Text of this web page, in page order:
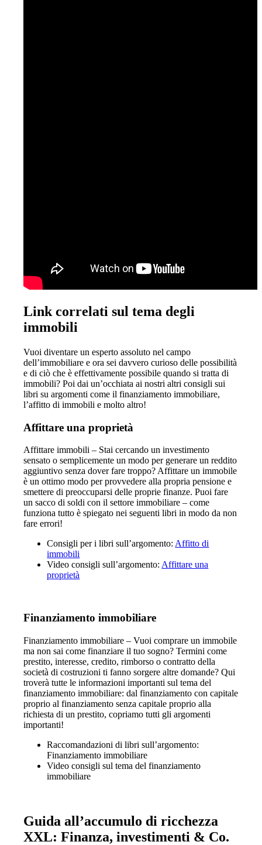
Link correlati sul tema degli
immobili
Vuoi diventare un esperto assoluto nel campo
dell’immobiliare e ora sei davvero curioso delle possibilità
e di ciò che è effettivamente possibile quando si tratta di
immobili? Poi dai un’occhiata ai nostri altri consigli sui
libri su argomenti come il finanziamento immobiliare,
l’affitto di immobili e molto altro!
Affittare una proprietà
Affittare immobili – Stai cercando un investimento
sensato o semplicemente un modo per generare un reddito
aggiuntivo senza dover fare troppo? Affittare un immobile
è un ottimo modo per provvedere alla propria pensione e
smettere di preoccuparsi delle proprie finanze. Puoi fare
un sacco di soldi con il settore immobiliare – come
funziona tutto è spiegato nei seguenti libri in modo da non
fare errori!
Consigli per i libri sull’argomento: Affitto di
immobili
Video consigli sull’argomento: Affittare una
proprietà
Finanziamento immobiliare
Finanziamento immobiliare – Vuoi comprare un immobile
ma non sai come finanziare il tuo sogno? Termini come
prestito, interesse, credito, rimborso o contratto della
società di costruzioni ti fanno sorgere altre domande? Qui
troverà tutte le informazioni importanti sul tema del
finanziamento immobiliare: dal finanziamento con capitale
proprio al finanziamento senza capitale proprio alla
richiesta di un prestito, copriamo tutti gli argomenti
importanti!
Raccomandazioni di libri sull’argomento:
Finanziamento immobiliare
Video consigli sul tema delfinanziamento
immobiliare
Guida all’accumulo di ricchezza
XXL: Finanza, investimenti & Co.